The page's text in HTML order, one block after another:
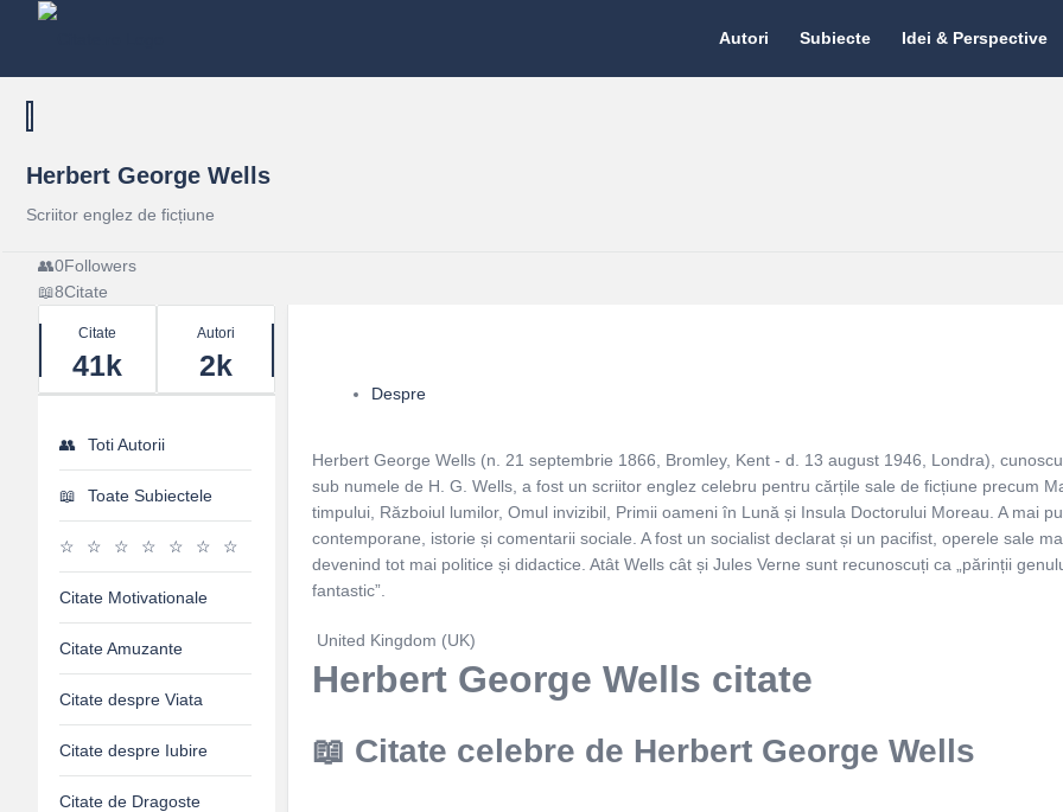
Citate.ro
Autori Subiecte Idei & Perspective
Herbert George Wells
Scriitor englez de ficțiune
0Followers
8Citate
Despre
Herbert George Wells (n. 21 septembrie 1866, Bromley, Kent - d. 13 august 1946, Londra),
sub numele de H. G. Wells, a fost un scriitor englez celebru pentru cărțile sale de ficțiune precum
timpului, Războiul lumilor, Omul invizibil, Primii oameni în Lună și Insula Doctorului Moreau. A mai
contemporane, istorie și comentarii sociale. A fost un socialist declarat și un pacifist, operele sale
devenind tot mai politice și didactice. Atât Wells cât și Jules Verne sunt recunoscuți ca „părinții
fantastic”.
United Kingdom (UK)
Herbert George Wells citate
Citate celebre de Herbert George Wells
Stats
Citate
41k
Autori
2k
Toti Autorii
Toate Subiectele
Citate Motivationale
Citate Amuzante
Citate despre Viata
Citate despre Iubire
Citate de Dragoste